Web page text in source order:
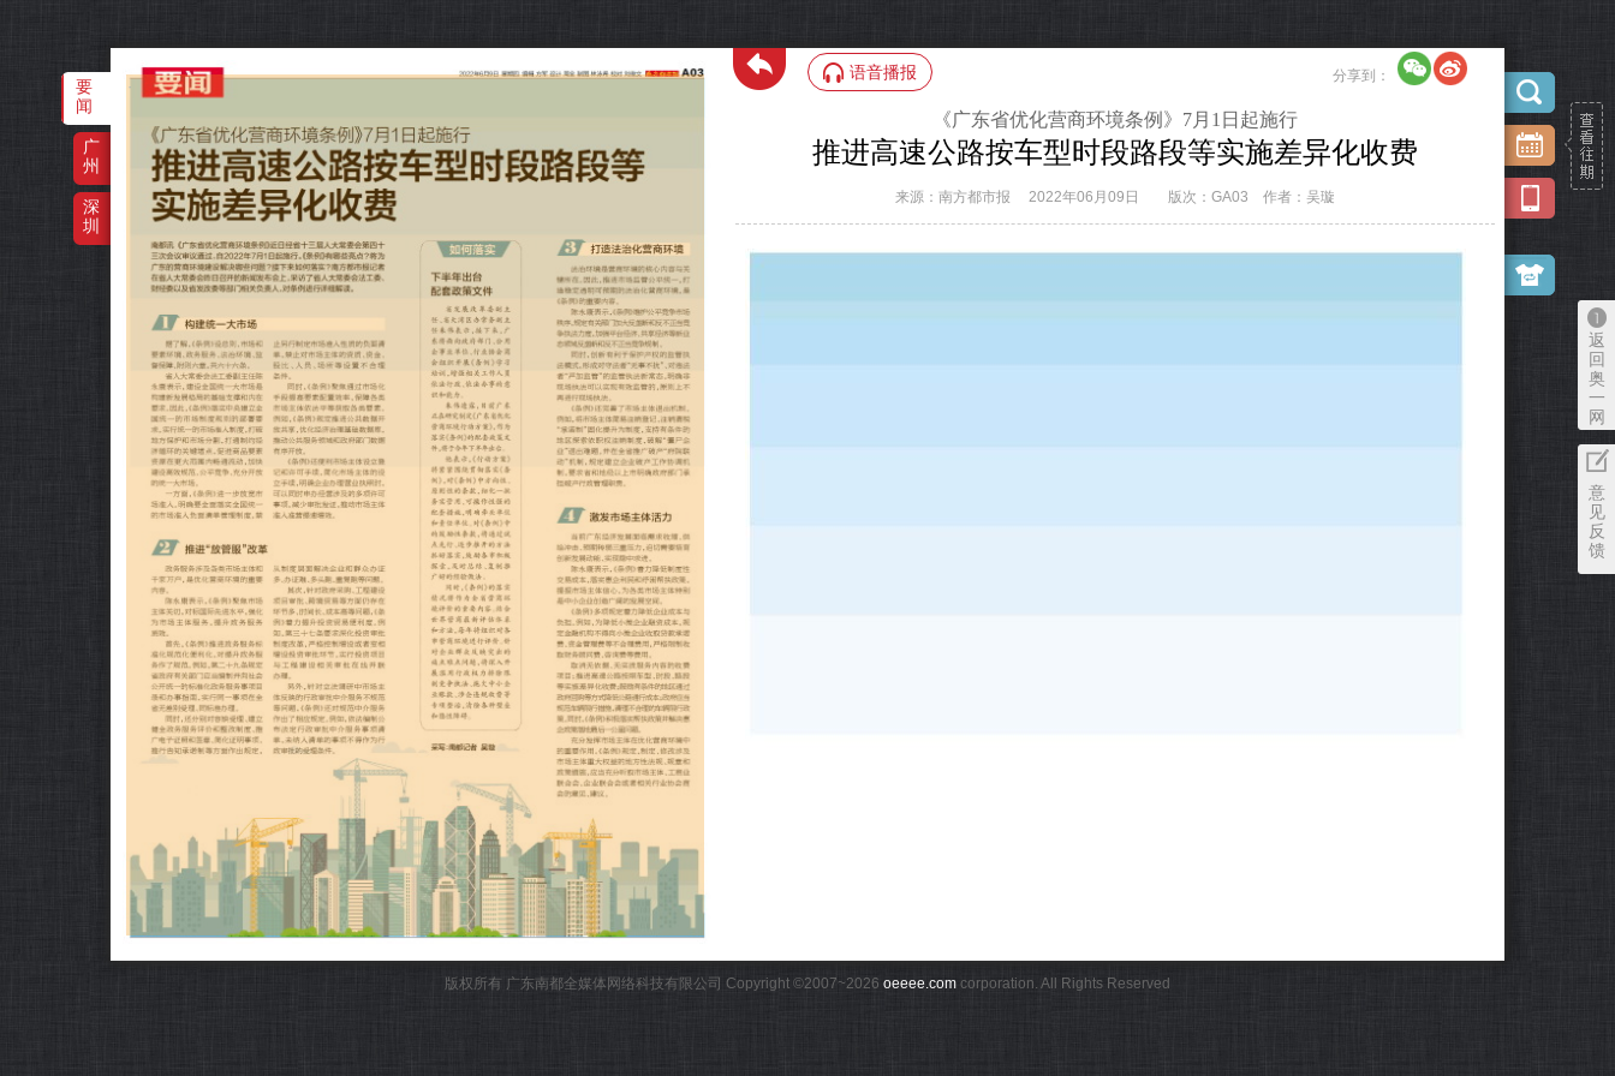
‌·
《广东省优化营商环境条例》7月1日起施行
推进高速公路按车型时段路段等实施差异化收费
来源：南方都市报 2022年06月09日 版次：GA03 作者：吴璇
分享到：
要
闻
广
州
深
圳
返
回
奥
一
网
意
见
反
馈
版权所有 广东南都全媒体网络科技有限公司 Copyright ©2007~2026 oeeee.com corporation. All Rights Reserved
语音播报